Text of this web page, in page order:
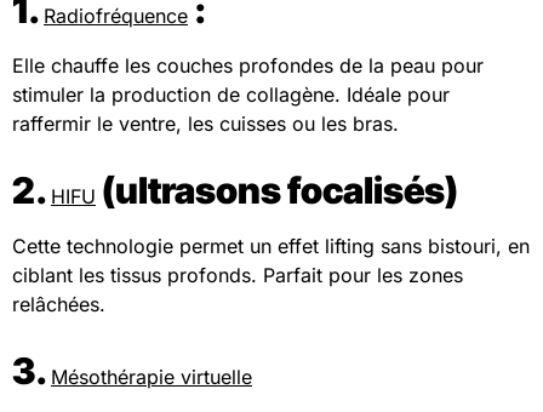
1. Radiofréquence :
Elle chauffe les couches profondes de la peau pour
stimuler la production de collagène. Idéale pour
raffermir le ventre, les cuisses ou les bras.
2. HIFU (ultrasons focalisés)
Cette technologie permet un effet lifting sans bistouri, en
ciblant les tissus profonds. Parfait pour les zones
relâchées.
3. Mésothérapie virtuelle